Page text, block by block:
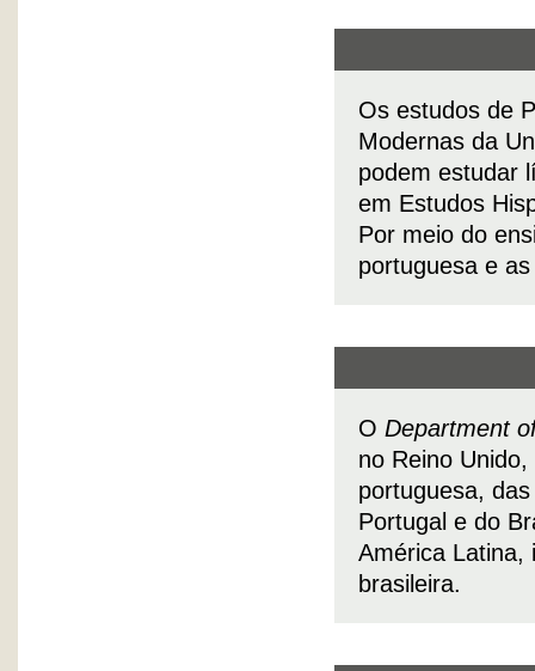
Os estudos de
Modernas da
podem estudar
em Estudos
Por meio do
portuguesa e
O Department
no Reino
portuguesa,
Portugal e do
América Latina,
brasileira.